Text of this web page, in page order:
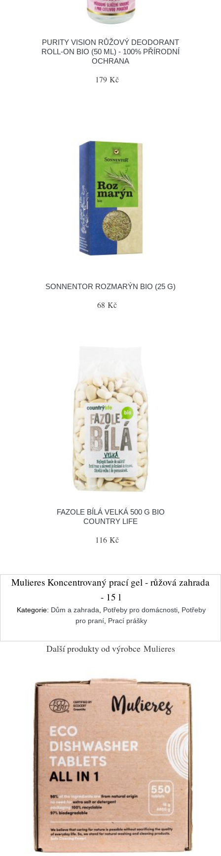
PURITY VISION RŮŽOVÝ DEODORANT
ROLL-ON BIO (50 ML) - 100% PŘÍRODNÍ
OCHRANA
179 Kč
SONNENTOR ROZMARÝN BIO (25 G)
68 Kč
FAZOLE BÍLÁ VELKÁ 500 G BIO
COUNTRY LIFE
116 Kč
Mulieres Koncentrovaný prací gel - růžová zahrada
- 15 l
Kategorie: Dům a zahrada Potřeby pro domácnosti, Potřeby
pro praní, Prací prášky
Další produkty od výrobce Mulieres